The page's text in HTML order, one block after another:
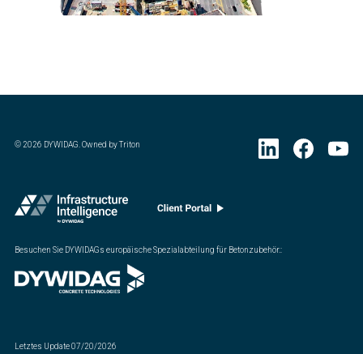
©2026 DYWIDAG. Owned by Triton
Besuchen Sie DYWIDAGs europäische Spezialabteilung für Betonzubehör.:
Letztes Update07/20/2026